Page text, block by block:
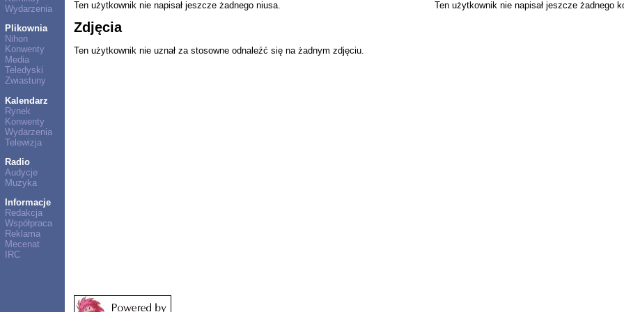
Wydarzenia
Plikownia
Nihon
Konwenty
Media
Teledyski
Zwiastuny
Kalendarz
Rynek
Konwenty
Wydarzenia
Telewizja
Radio
Audycje
Muzyka
Informacje
Redakcja
Współpraca
Reklama
Mecenat
IRC
Ten użytkownik nie napisał jeszcze żadnego niusa. Ten użytkownik nie napisał jeszcze żadnego
Zdjęcia
Ten użytkownik nie uznał za stosowne odnaleźć się na żadnym zdjęciu.